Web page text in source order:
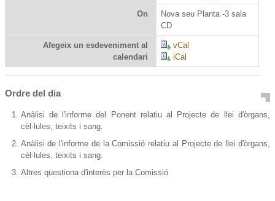
On
Nova seu Planta -3 sala
CD
Afegeix un esdeveniment al
calendari
vCal
iCal
Ordre del dia
Anàlisi de l'informe del Ponent relatiu al Projecte de llei d'òrgans,
cèl·lules, teixits i sang.
Anàlisi de l'informe de la Comissió relatiu al Projecte de llei d'òrgans,
cèl·lules, teixits i sang.
Altres qüestiona d'interès per la Comissió